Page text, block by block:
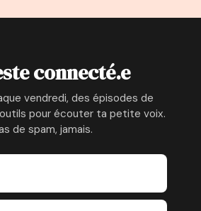
connecté.e
vendredi, des épisodes de
pour écouter ta petite voix.
de spam, jamais.